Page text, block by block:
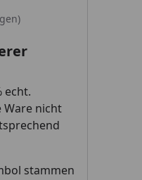
echt.
Ware nicht
stammen